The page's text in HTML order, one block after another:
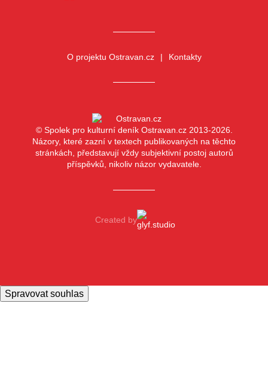
O projektu Ostravan.cz Kontakty
© Spolek pro kulturní deník Ostravan.cz 2013-2026.
Názory, které zazní v textech publikovaných na těchto
stránkách, představují vždy subjektivní postoj autorů
příspěvků, nikoliv názor vydavatele.
Created by
Spravovat souhlas